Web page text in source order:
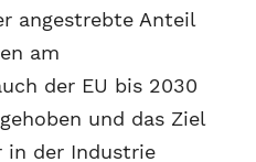
angestrebte Anteil
am
der EU bis 2030
und das Ziel
in der Industrie